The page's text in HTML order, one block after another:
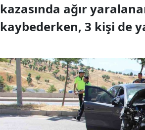
kazasında ağır
kaybederken, 3 kişi de